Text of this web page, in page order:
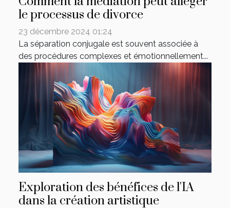
le processus de divorce
23 décembre 2024 01:24
La séparation conjugale est souvent associée à
des procédures complexes et émotionnellement...
Exploration des bénéfices de l'IA
dans la création artistique